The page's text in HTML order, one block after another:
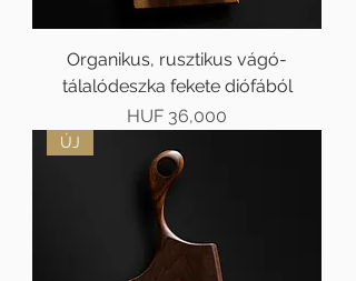
Organikus, rusztikus vágó-
tálalódeszka fekete diófából
Price
HUF 36,000
ÚJ